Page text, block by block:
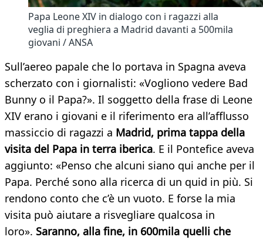
Papa Leone XIV in dialogo con i ragazzi alla
veglia di preghiera a Madrid davanti a 500mila
giovani / ANSA
Sull’aereo papale che lo portava in Spagna aveva
scherzato con i giornalisti: «Vogliono vedere Bad
Bunny o il Papa?». Il soggetto della frase di Leone
XIV erano i giovani e il riferimento era all’afflusso
massiccio di ragazzi a Madrid, prima tappa della
visita del Papa in terra iberica. E il Pontefice aveva
aggiunto: «Penso che alcuni siano qui anche per il
Papa. Perché sono alla ricerca di un quid in più. Si
rendono conto che c’è un vuoto. E forse la mia
visita può aiutare a risvegliare qualcosa in
loro». Saranno, alla fine, in 600mila quelli che